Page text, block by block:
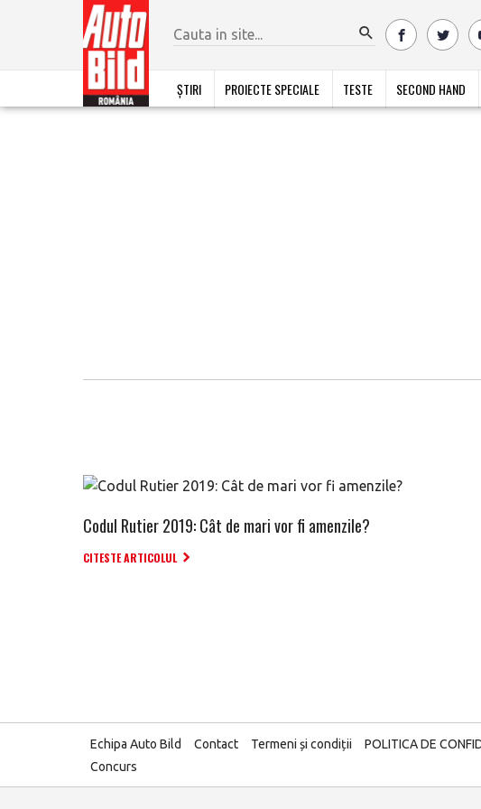
ȘTIRI PROIECTE SPECIALE TESTE SECOND HAND
Codul Rutier 2019: Cât de mari vor fi amenzile?
CITESTE ARTICOLUL
Echipa Auto Bild Contact Termeni și condiții POLITICA DE
Concurs